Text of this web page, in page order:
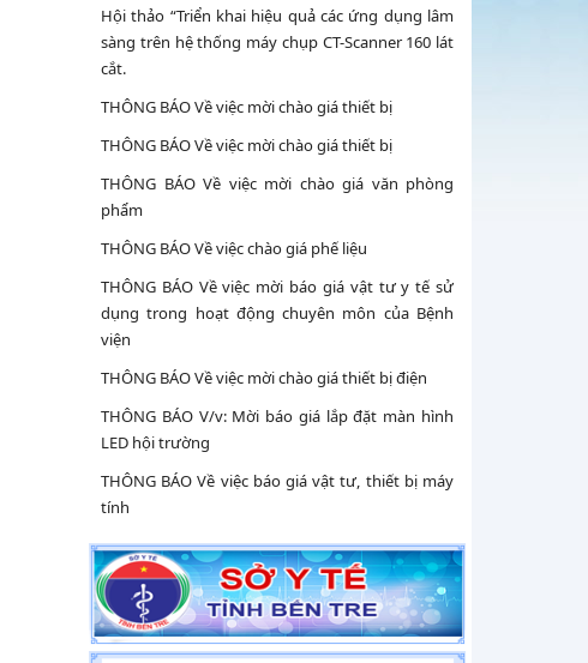
Hội thảo “Triển khai hiệu quả các ứng dụng lâm
sàng trên hệ thống máy chụp CT-Scanner 160 lát
cắt.
THÔNG BÁO Về việc mời chào giá thiết bị
THÔNG BÁO Về việc mời chào giá thiết bị
THÔNG BÁO Về việc mời chào giá văn phòng
phẩm
THÔNG BÁO Về việc chào giá phế liệu
THÔNG BÁO Về việc mời báo giá vật tư y tế sử
dụng trong hoạt động chuyên môn của Bệnh
viện
THÔNG BÁO Về việc mời chào giá thiết bị điện
THÔNG BÁO V/v: Mời báo giá lắp đặt màn hình
LED hội trường
THÔNG BÁO Về việc báo giá vật tư, thiết bị máy
tính
THÔNG BÁO Về việc mời chào giá thiết bị nước
THÔNG BÁO Về việc mời báo giá mua vật tư và
kiểm định thiết bị y tế
THÔNG BÁO Về việc mời chào giá Thùng rác của